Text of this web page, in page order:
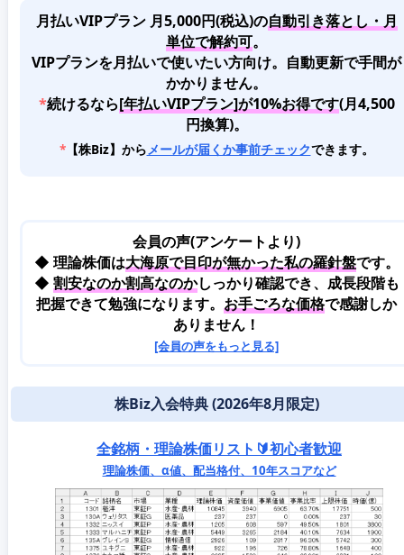
月払いVIPプラン 月5,000円(税込)の自動引き落とし・月
単位で解約可。
VIPプランを月払いで使いたい方向け。自動更新で手間が
かかりません。
*続けるなら[年払いVIPプラン]が10%お得です(月4,500
円換算)。
*【株Biz】からメールが届くか事前チェックできます。
会員の声(アンケートより)
◆ 理論株価は大海原で目印が無かった私の羅針盤です。
◆ 割安なのか割高なのかしっかり確認でき、成長段階も
把握できて勉強になります。 お手ごろな価格で感謝しか
ありません！
[会員の声をもっと見る]
株Biz入会特典 (2026年8月限定)
全銘柄・理論株価リスト🔰初心者歓迎
理論株価、α値、配当格付、10年スコアなど